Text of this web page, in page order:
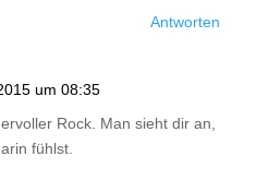
Antworten
um 08:35
Rock. Man sieht dir an,
fühlst.